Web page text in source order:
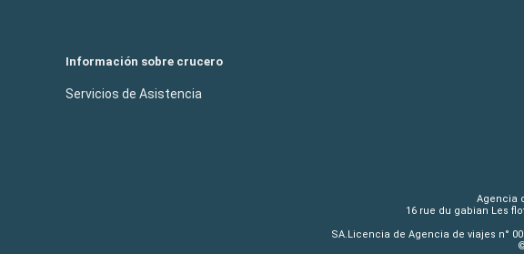
Información sobre crucero
Servicios de Asistencia
Agencia
16 rue du gabian Les
SA.Licencia de Agencia de viajes n°